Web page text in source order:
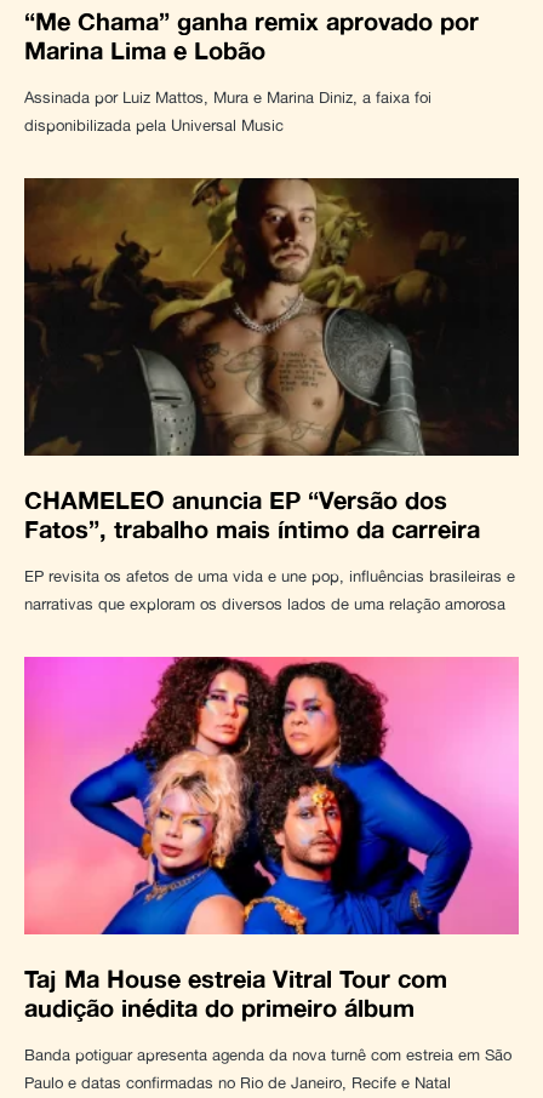
“Me Chama” ganha remix aprovado por
Marina Lima e Lobão
Assinada por Luiz Mattos, Mura e Marina Diniz, a faixa foi
disponibilizada pela Universal Music
CHAMELEO anuncia EP “Versão dos
Fatos”, trabalho mais íntimo da carreira
EP revisita os afetos de uma vida e une pop, influências brasileiras e
narrativas que exploram os diversos lados de uma relação amorosa
Taj Ma House estreia Vitral Tour com
audição inédita do primeiro álbum
Banda potiguar apresenta agenda da nova turnê com estreia em São
Paulo e datas confirmadas no Rio de Janeiro, Recife e Natal